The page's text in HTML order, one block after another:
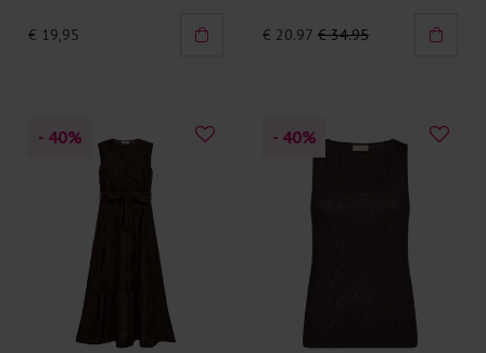
€ 19,95 € 20.97 € 34.95
- 40% - 40%